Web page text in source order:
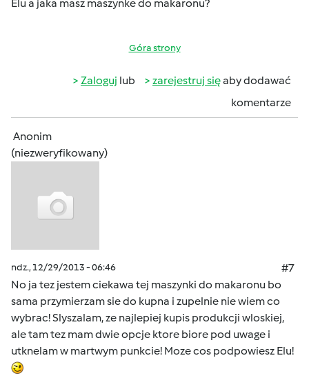
Elu a jaka masz maszynke do makaronu?
Góra strony
Zaloguj lub zarejestruj sięaby dodawać
komentarze
Anonim
(niezweryfikowany)
ndz., 12/29/2013 - 06:46
#7
No ja tez jestem ciekawa tej maszynki do makaronu bo
sama przymierzam sie do kupna i zupelnie nie wiem co
wybrac! Slyszalam, ze najlepiej kupis produkcji wloskiej,
ale tam tez mam dwie opcje ktore biore pod uwage i
utknelam w martwym punkcie! Moze cos podpowiesz Elu!